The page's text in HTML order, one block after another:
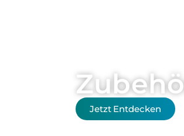
Jetzt Entdecken